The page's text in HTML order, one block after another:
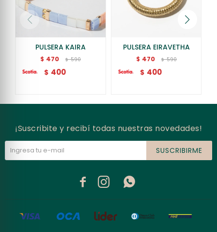
PULSERA KAIRA
$ 470 $ 590
$ 400
PULSERA EIRAVETHA
$ 470 $ 590
$ 400
¡Suscribite y recibí todas nuestras novedades!
SUSCRIBIRME
  